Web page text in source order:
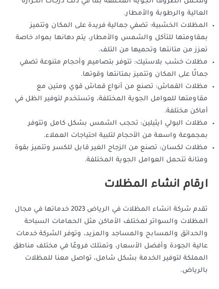
العالية والرطوبة والأمطار.
المظلات الخشبية: تضفي جمالية فريدة على المكان وتتميز
بمقاومتها للتآكل والشمس والأمطار، يتم دهانها بمواد خاصة
تعزز من متانتها وتحميها من التلف.
مظلات خشب بلاستيك: تتوفر بتصاميم وأحجام متنوعة تضفي
جمالًا على المكان وتتميز بمتانتها وقوتها.
مظلات القماش: تصنع من أنواع قماش قوي ومتين مع
مقاومتها للعوامل الجوية المختلفة، وتستخدم لتوفير الظل في
أماكن مختلفة.
مظلات البولي ايثيلين: تحجب الشمس بشكل كامل وتتوفر
بمجموعة واسعة من الأحجام لتلبية احتياجات العملاء.
مظلات لكسان: تصنع من الزجاج الغير قابل للكسر وتتميز بقوة
ومتانة تتحمل العوامل الجوية المختلفة.
ارقام انشاء المظلات
تقدم شركة انشاء المظلات في الرياض 2023 خدماتها في مجال
المظلات والسواتر لمختلف الأماكن مثل الحمامات السباحة
والحدائق والمسابح والمساجد والمزيد، وتوفر الشركة خدمات
عالية الجودة وأفضل الأسعار، وتمتلك فروعًا في مختلف مناطق
المملكة لتوفير الخدمة بشكل شامل، تواصل معنا للمظلات
بالرياض.